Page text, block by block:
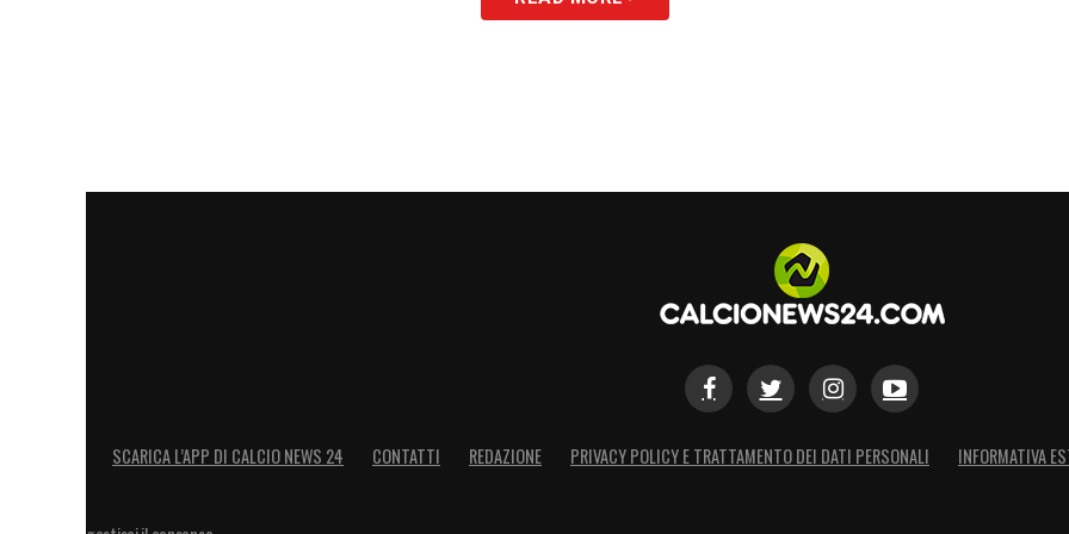
SCARICA L’APP DI CALCIO NEWS 24 CONTATTI REDAZIONE PRIVACY POLICY E TRATTAMENTO DEI DATI PERSONALI INFORMATIVA